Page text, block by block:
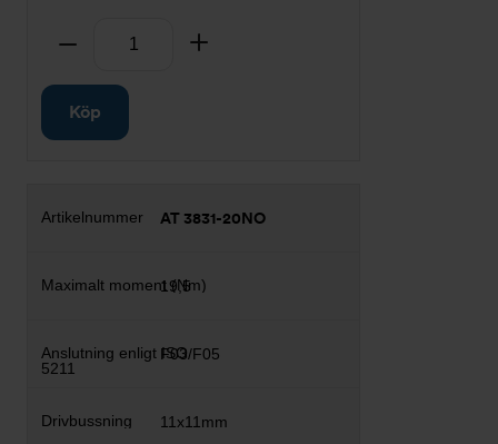
Ta bort
Köp
AT 3831-20NO
19,5
F03/F05
11x11mm